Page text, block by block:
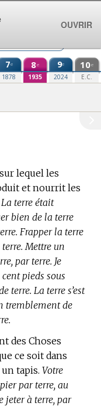
7e
1878
8e
1935
9e
2024
10e
E.C.
lequel les
et nourrit les
terre était
bien de la terre
Frapper la terre
Mettre un
par terre. Je
pieds sous
terre. La terre s’est
tremblement de
des Choses
ce soit dans
tapis. Votre
par terre, au
jeter à terre, par
OUVRIR